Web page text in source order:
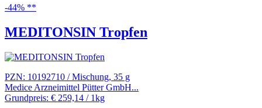
-44% **
MEDITONSIN Tropfen
PZN: 10192710 / Mischung, 35 g
Medice Arzneimittel Pütter GmbH...
Grundpreis: € 259,14 / 1kg